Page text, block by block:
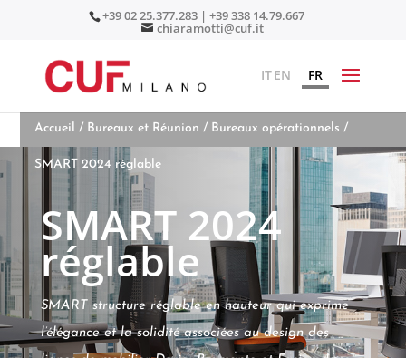
+39 02 25.377.283 | +39 338 14.79.667
chiaramotti@cuf.it
ITEN FR
Accueil / Bureaux et Réunion / Bureaux opérationnels /
SMART 2024 réglable
SMART 2024
réglable
SMART structure réglable en hauteur qui exprime
l’élégance et la solidité associées au design des